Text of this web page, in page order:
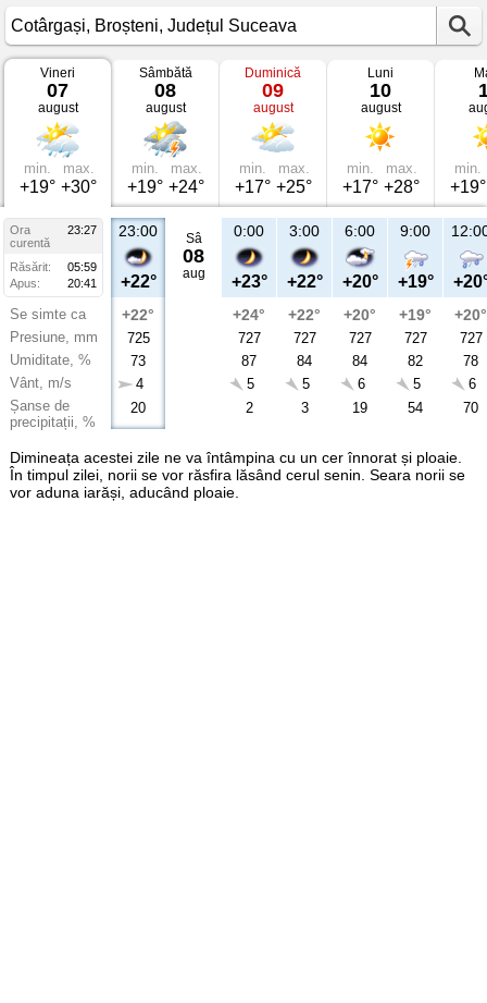
Vremea
Cotârgași
Broșteni,
Județul
Suceava
Vineri
07
august
min.
+19°
max.
+30°
Sâmbătă
08
august
min.
+19°
max.
+24°
Duminică
09
august
min.
+17°
max.
+25°
Luni
10
august
min.
+17°
max.
+28°
min.
+19°
Ora
23:27
curentă
Răsărit:
05:59
Apus:
20:41
Se simte ca
Presiune, mm
Umiditate, %
Vânt, m/s
Șanse de
precipitații, %
23:00
+22°
+22°
725
73
4
20
Sâ
08
aug
0:00
+23°
+24°
727
87
5
2
3:00
+22°
+22°
727
84
5
3
6:00
+20°
+20°
727
84
6
19
9:00
+19°
+19°
727
82
5
54
+20°
727
78
6
70
Dimineața acestei zile ne va întâmpina cu un cer înnorat și ploaie.
În timpul zilei, norii se vor răsfira lăsând cerul senin. Seara norii se
vor aduna iarăși, aducând ploaie.